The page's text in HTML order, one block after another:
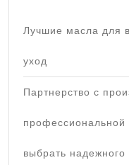
Лучшие масла для
уход
Партнерство с
профессиональной
выбрать надежного